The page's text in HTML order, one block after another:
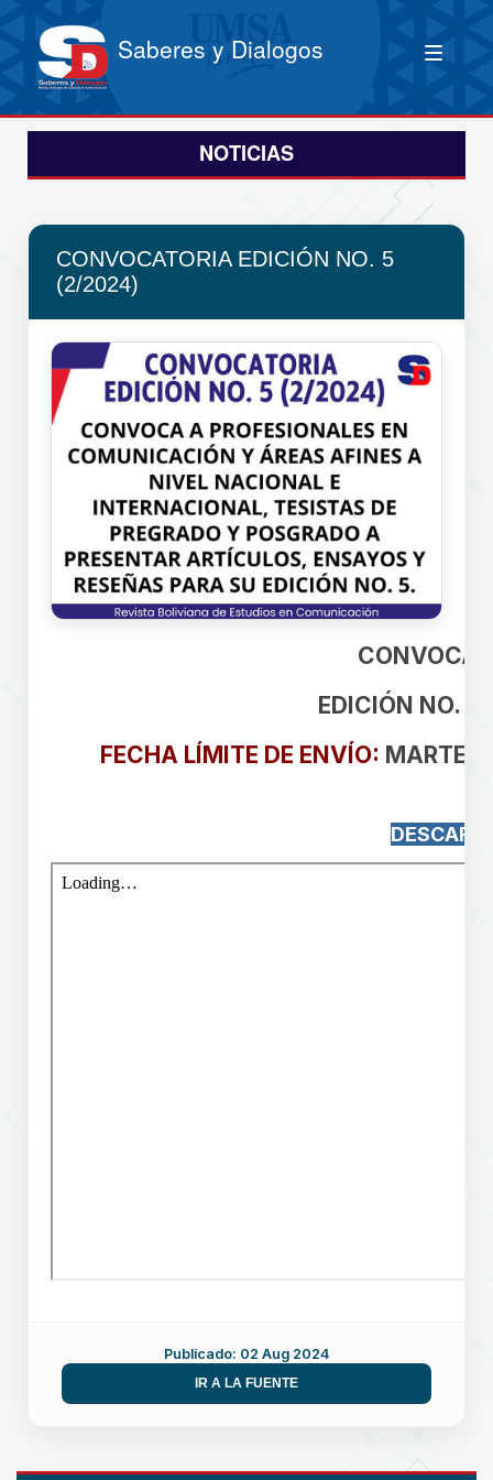
Saberes y Dialogos
NOTICIAS
CONVOCATORIA EDICIÓN NO. 5
(2/2024)
EDICIÓN NO.
FECHA LÍMITE DE ENVÍO: MARTES
Publicado: 02 Aug 2024
IR A LA FUENTE